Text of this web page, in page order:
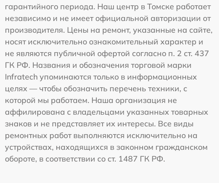
гарантийного периода. Наш центр в Томске работает
независимо и не имеет официальной авторизации от
производителя. Цены на ремонт, указанные на сайте,
носят исключительно ознакомительный характер и
не являются публичной офертой согласно п. 2 ст. 437
ГК РФ. Названия и обозначения торговой марки
Infratech упоминаются только в информационных
целях — чтобы обозначить перечень техники, с
которой мы работаем. Наша организация не
аффилирована с владельцами указанных товарных
знаков и не представляет их интересы. Все виды
ремонтных работ выполняются исключительно на
устройствах, находящихся в законном гражданском
обороте, в соответствии со ст. 1487 ГК РФ.